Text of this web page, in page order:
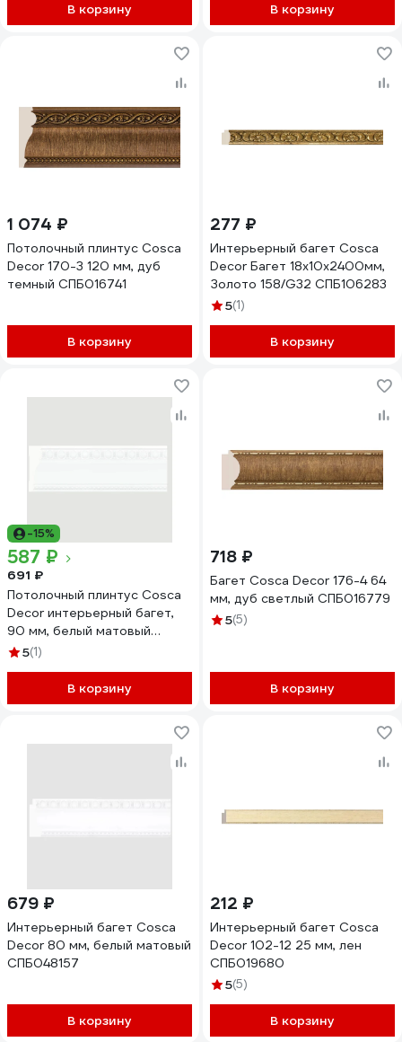
В корзину В корзину
1 074 ₽
Потолочный плинтус Cosca
Decor 170-3 120 мм, дуб
темный СПБ016741
В корзину
277 ₽
Интерьерный багет Cosca
Decor Багет 18x10x2400мм,
Золото 158/G32 СПБ106283
5(1)
В корзину
-15%
587 ₽
691 ₽
Потолочный плинтус Cosca
Decor интерьерный багет,
90 мм, белый матовый
СПБ048190
5(1)
В корзину
718 ₽
Багет Cosca Decor 176-4 64
мм, дуб светлый СПБ016779
5(5)
В корзину
679 ₽
Интерьерный багет Cosca
Decor 80 мм, белый матовый
СПБ048157
В корзину
212 ₽
Интерьерный багет Cosca
Decor 102-12 25 мм, лен
СПБ019680
5(5)
В корзину